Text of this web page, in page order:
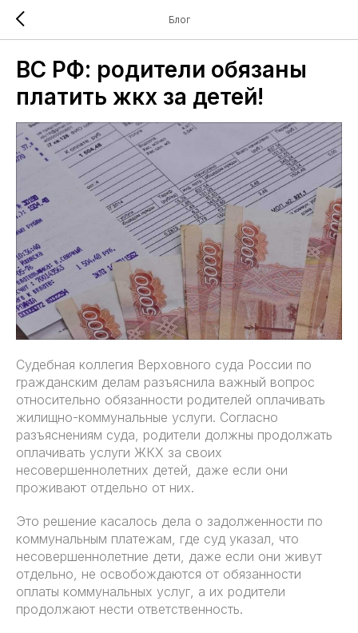
Блог
ВС РФ: родители обязаны
платить жкх за детей!
Судебная коллегия Верховного суда России по
гражданским делам разъяснила важный вопрос
относительно обязанности родителей оплачивать
жилищно-коммунальные услуги. Согласно
разъяснениям суда, родители должны продолжать
оплачивать услуги ЖКХ за своих
несовершеннолетних детей, даже если они
проживают отдельно от них.
Это решение касалось дела о задолженности по
коммунальным платежам, где суд указал, что
несовершеннолетние дети, даже если они живут
отдельно, не освобождаются от обязанности
оплаты коммунальных услуг, а их родители
продолжают нести ответственность.